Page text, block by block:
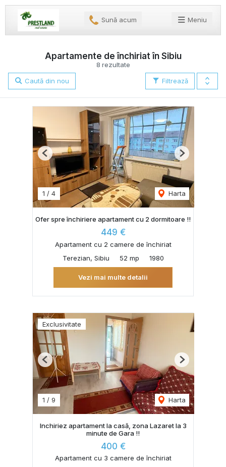
Sună acum Meniu
8 rezultate
Apartamente de închiriat în Sibiu
Filtrează
Caută din nou
1 / 4 Harta
Previous Next
Ofer spre închiriere apartament cu 2 dormitoare !!
449 €
Apartament cu 2 camere de închiriat
Terezian, Sibiu
52 mp 1980
Vezi mai multe detalii
Exclusivitate
1 / 9 Harta
Previous Next
Inchiriez apartament la casă, zona Lazaret la 3
minute de Gara !!
400 €
Apartament cu 3 camere de închiriat